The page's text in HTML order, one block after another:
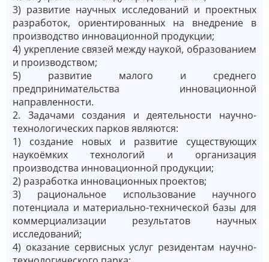
3) развитие научных исследований и проектных
разработок, ориентированных на внедрение в
производство инновационной продукции;
4) укрепление связей между наукой, образованием
и производством;
5) развитие малого и среднего
предпринимательства инновационной
направленности.
2. Задачами создания и деятельности научно-
технологических парков являются:
1) создание новых и развитие существующих
наукоёмких технологий и организация
производства инновационной продукции;
2) разработка инновационных проектов;
3) рациональное использование научного
потенциала и материально-технической базы для
коммерциализации результатов научных
исследований;
4) оказание сервисных услуг резидентам научно-